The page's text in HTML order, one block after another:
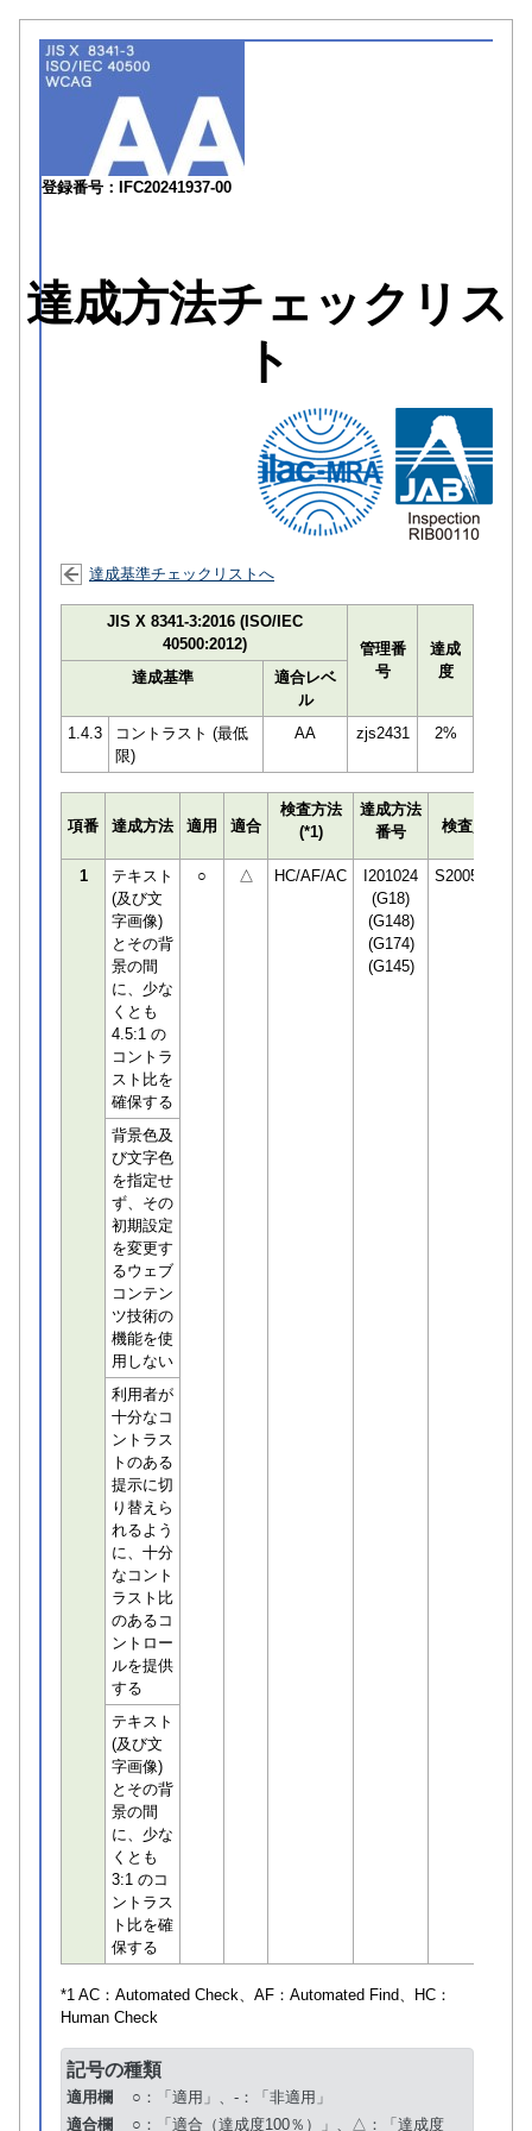
登録番号：IFC20241937-00
達成方法チェックリス
ト
達成基準チェックリストへ
JIS X 8341-3:2016 (ISO/IEC
40500:2012)
管理番
号
達成
度
達成基準
適合レベ
ル
1.4.3
コントラスト (最低
限)
AA zjs2431 2%
項番 達成方法 適用 適合
検査方法
(*1)
達成方法
番号
検査員
1
テキスト
(及び文
字画像)
とその背
景の間
に、少な
くとも
4.5:1 の
コントラ
スト比を
確保する
○ △ HC/AF/AC
I201024
(G18)
(G148)
(G174)
(G145)
S200590
背景色及
び文字色
を指定せ
ず、その
初期設定
を変更す
るウェブ
コンテン
ツ技術の
機能を使
用しない
利用者が
十分なコ
ントラス
トのある
提示に切
り替えら
れるよう
に、十分
なコント
ラスト比
のあるコ
ントロー
ルを提供
する
テキスト
(及び文
字画像)
とその背
景の間
に、少な
くとも
3:1 のコ
ントラス
ト比を確
保する
*1 AC： Automated Check、AF： Automated Find、HC：
Human Check
記号の種類
適用欄
○：「適用」、-：「非適用」
適合欄
○：「適合（達成度100％）」、△：「達成度